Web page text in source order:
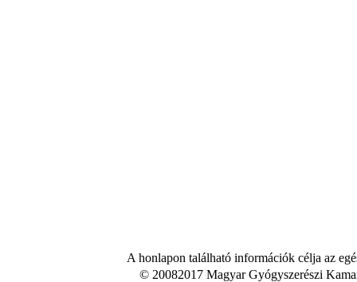
A honlapon található információk célja az
© 20082017 Magyar Gyógyszerészi